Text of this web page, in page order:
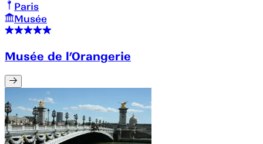
Paris
Musée
Musée de l’Orangerie